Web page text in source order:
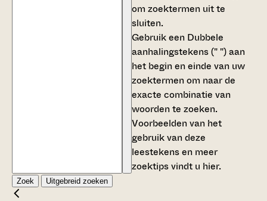
om zoektermen uit te
sluiten.
Gebruik een Dubbele
aanhalingstekens (" ")aan
het begin en einde van uw
zoektermen om naar de
exacte combinatie van
woorden te zoeken.
Voorbeelden van het
gebruik van deze
leestekens en meer
zoektips vindt u hier.
Zoek Uitgebreid zoeken